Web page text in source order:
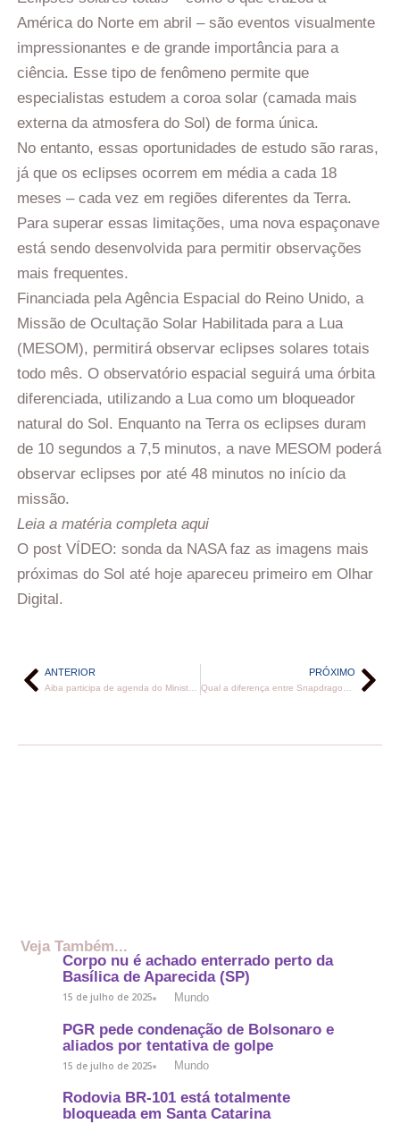
América do Norte em abril – são eventos visualmente
impressionantes e de grande importância para a
ciência. Esse tipo de fenômeno permite que
especialistas estudem a coroa solar (camada mais
externa da atmosfera do Sol) de forma única.
No entanto, essas oportunidades de estudo são raras,
já que os eclipses ocorrem em média a cada 18
meses – cada vez em regiões diferentes da Terra.
Para superar essas limitações, uma nova espaçonave
está sendo desenvolvida para permitir observações
mais frequentes.
Financiada pela Agência Espacial do Reino Unido, a
Missão de Ocultação Solar Habilitada para a Lua
(MESOM), permitirá observar eclipses solares totais
todo mês. O observatório espacial seguirá uma órbita
diferenciada, utilizando a Lua como um bloqueador
natural do Sol. Enquanto na Terra os eclipses duram
de 10 segundos a 7,5 minutos, a nave MESOM poderá
observar eclipses por até 48 minutos no início da
missão.
Leia a matéria completa aqui
O post VÍDEO: sonda da NASA faz as imagens mais
próximas do Sol até hoje apareceu primeiro em Olhar
Digital.
ANTERIOR
Aiba participa de agenda do Ministério Público da Bahia em Barreiras e reforça importância do diálogo para resolução de conflitos agrários
PRÓXIMO
Qual a diferença entre Snapdragon 8 Elite for Galaxy e o Qualcomm Snapdragon 8 Gen 3?
Veja Também...
Corpo nu é achado enterrado perto da
Basílica de Aparecida (SP)
15 de julho de 2025 Mundo
PGR pede condenação de Bolsonaro e
aliados por tentativa de golpe
15 de julho de 2025 Mundo
Rodovia BR-101 está totalmente
bloqueada em Santa Catarina